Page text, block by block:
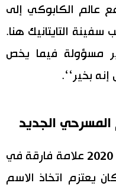
عالم الكابوكي إلى
سفينة التايتانيك هنا.
مسؤولة فيما يخص
بخير‘‘.
المسرحي الجديد
كان من المفترض أن يكون عام 2020 علامة فارقة في
يعتزم اتخاذ الاسم